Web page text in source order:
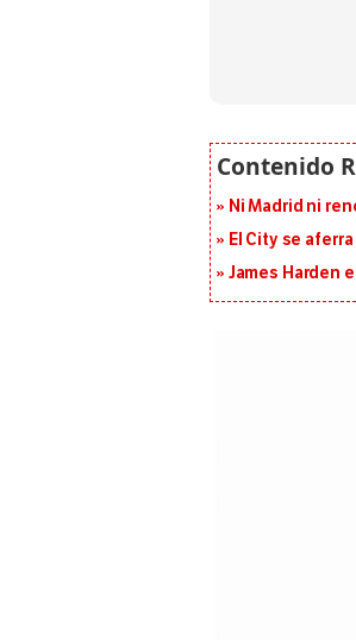
Ni Madrid ni
El City se
James Harden